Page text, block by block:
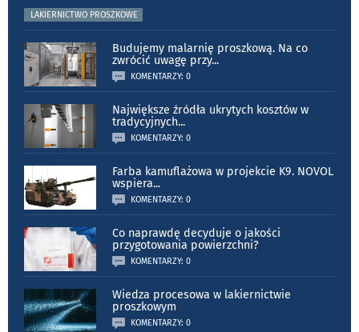
LAKIERNICTWO PROSZKOWE
Budujemy malarnię proszkową. Na co
zwrócić uwagę przy...
KOMENTARZY: 0
Największe źródła ukrytych kosztów w
tradycyjnych...
KOMENTARZY: 0
Farba kamuflażowa w projekcie K9. NOVOL
wspiera...
KOMENTARZY: 0
Co naprawdę decyduje o jakości
przygotowania powierzchni?
KOMENTARZY: 0
Wiedza procesowa w lakiernictwie
proszkowym
KOMENTARZY: 0